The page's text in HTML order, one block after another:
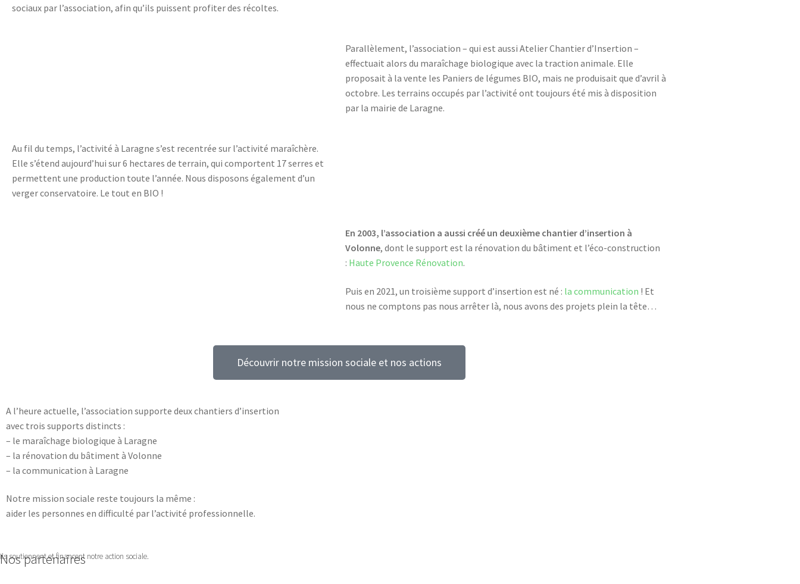
sociaux par l’association, afin qu’ils puissent profiter des récoltes.
Parallèlement, l’association – qui est aussi Atelier Chantier d’Insertion –
effectuait alors du maraîchage biologique avec la traction animale. Elle
proposait à la vente les Paniers de légumes BIO, mais ne produisait que d’avril à
octobre. Les terrains occupés par l’activité ont toujours été mis à disposition
par la mairie de Laragne.
Au fil du temps, l’activité à Laragne s’est recentrée sur l’activité maraîchère.
Elle s’étend aujourd’hui sur 6 hectares de terrain, qui comportent 17 serres et
permettent une production toute l’année. Nous disposons également d’un
verger conservatoire. Le tout en BIO !
En 2003, l’association a aussi créé un deuxième chantier d’insertion à
Volonne, dont le support est la rénovation du bâtiment et l’éco-construction
: Haute Provence Rénovation.
Puis en 2021, un troisième support d’insertion est né : la communication ! Et
nous ne comptons pas nous arrêter là, nous avons des projets plein la tête…
Découvrir notre mission sociale et nos actions
A l’heure actuelle, l’association supporte deux chantiers d’insertion
avec trois supports distincts :
– le maraîchage biologique à Laragne
– la rénovation du bâtiment à Volonne
– la communication à Laragne
Notre mission sociale reste toujours la même :
aider les personnes en difficulté par l’activité professionnelle.
Nos partenaires
Ils soutiennent et financent notre action sociale.